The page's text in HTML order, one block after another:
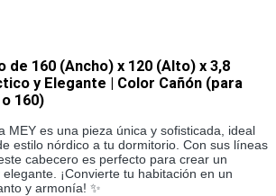
de 160 (Ancho) x 120 (Alto) x 3,8
y Elegante | Color Cañón (para
160)
MEY es una pieza única y sofisticada, ideal
estilo nórdico a tu dormitorio. Con sus líneas
cabecero es perfecto para crear un
¡Convierte tu habitación en un
y armonía! ✨